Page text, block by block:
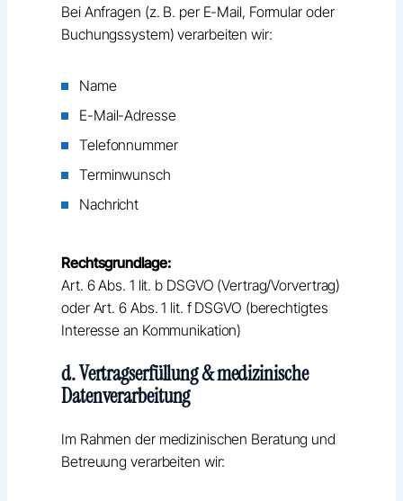
Bei Anfragen (z. B. per E-Mail, Formular oder
Buchungssystem) verarbeiten wir:
Name
E-Mail-Adresse
Telefonnummer
Terminwunsch
Nachricht
Rechtsgrundlage:
Art. 6 Abs. 1 lit. b DSGVO (Vertrag/Vorvertrag)
oder Art. 6 Abs. 1 lit. f DSGVO (berechtigtes
Interesse an Kommunikation)
d. Vertragserfüllung & medizinische
Datenverarbeitung
Im Rahmen der medizinischen Beratung und
Betreuung verarbeiten wir: